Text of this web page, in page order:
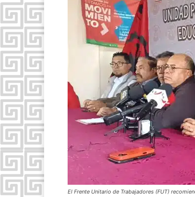
El Frente Unitario de Trabajadores (FUT)